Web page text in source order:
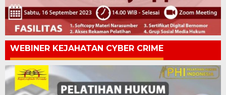
WEBINER KEJAHATAN CYBER CRIME